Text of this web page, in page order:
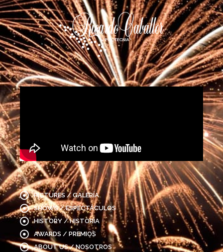
PICTURES / GALERÍA
SHOWS / ESPECTÁCULOS
HISTORY / HISTORIA
AWARDS / PREMIOS
ABOUT US / NOSOTROS